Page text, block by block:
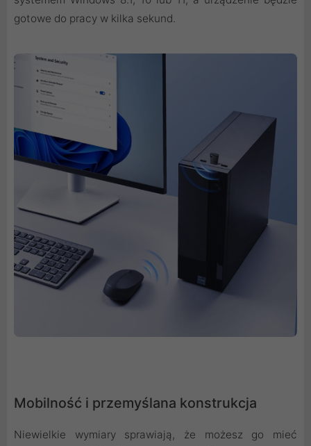
gotowe do pracy w kilka sekund.
Mobilność i przemyślana konstrukcja
Niewielkie wymiary sprawiają, że możesz go mieć